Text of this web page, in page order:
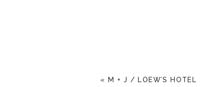
« M + J / LOEW’S HOTEL